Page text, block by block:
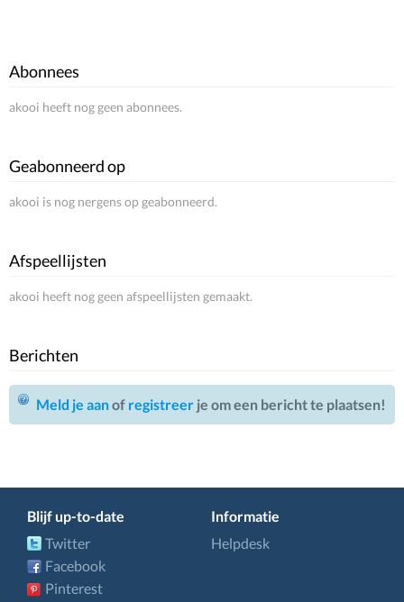
Abonnees
akooi heeft nog geen abonnees.
Geabonneerd op
akooi is nog nergens op geabonneerd.
Afspeellijsten
akooi heeft nog geen afspeellijsten gemaakt.
Berichten
Meld je aanof registreer je om een bericht te plaatsen!
Blijf up-to-date
Twitter
Facebook
Pinterest
Informatie
Helpdesk